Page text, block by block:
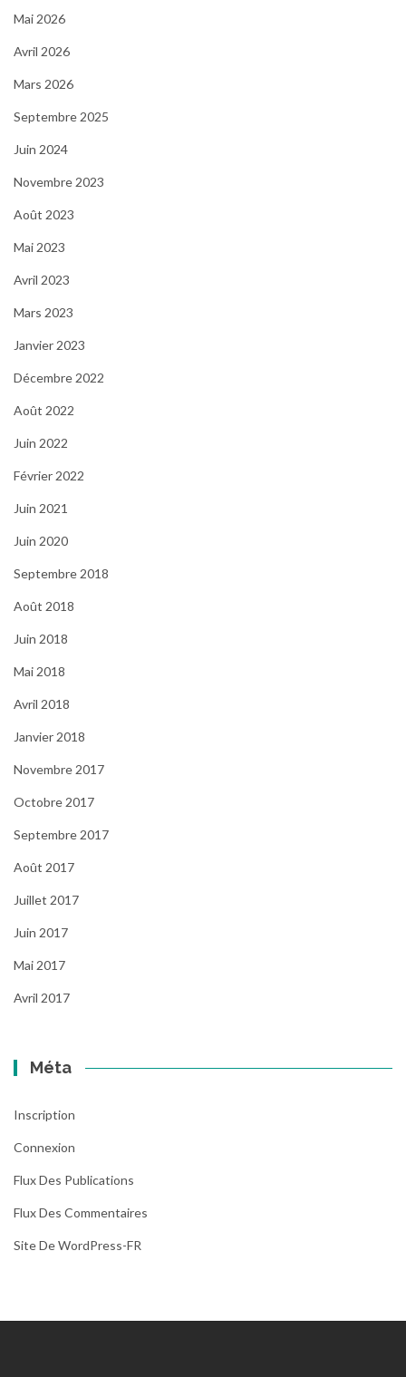
Mai 2026
Avril 2026
Mars 2026
Septembre 2025
Juin 2024
Novembre 2023
Août 2023
Mai 2023
Avril 2023
Mars 2023
Janvier 2023
Décembre 2022
Août 2022
Juin 2022
Février 2022
Juin 2021
Juin 2020
Septembre 2018
Août 2018
Juin 2018
Mai 2018
Avril 2018
Janvier 2018
Novembre 2017
Octobre 2017
Septembre 2017
Août 2017
Juillet 2017
Juin 2017
Mai 2017
Avril 2017
Méta
Inscription
Connexion
Flux Des Publications
Flux Des Commentaires
Site De WordPress-FR